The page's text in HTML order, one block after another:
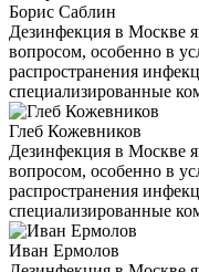
Борис Саблин
Дезинфекция в Москве
вопросом, особенно в
распространения
специализированные
Глеб Кожевников
Дезинфекция в Москве
вопросом, особенно в
распространения
специализированные
Иван Ермолов